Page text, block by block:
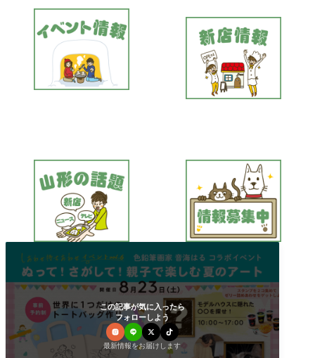
この記事が気に入ったら
フォローしよう
最新情報をお届けします